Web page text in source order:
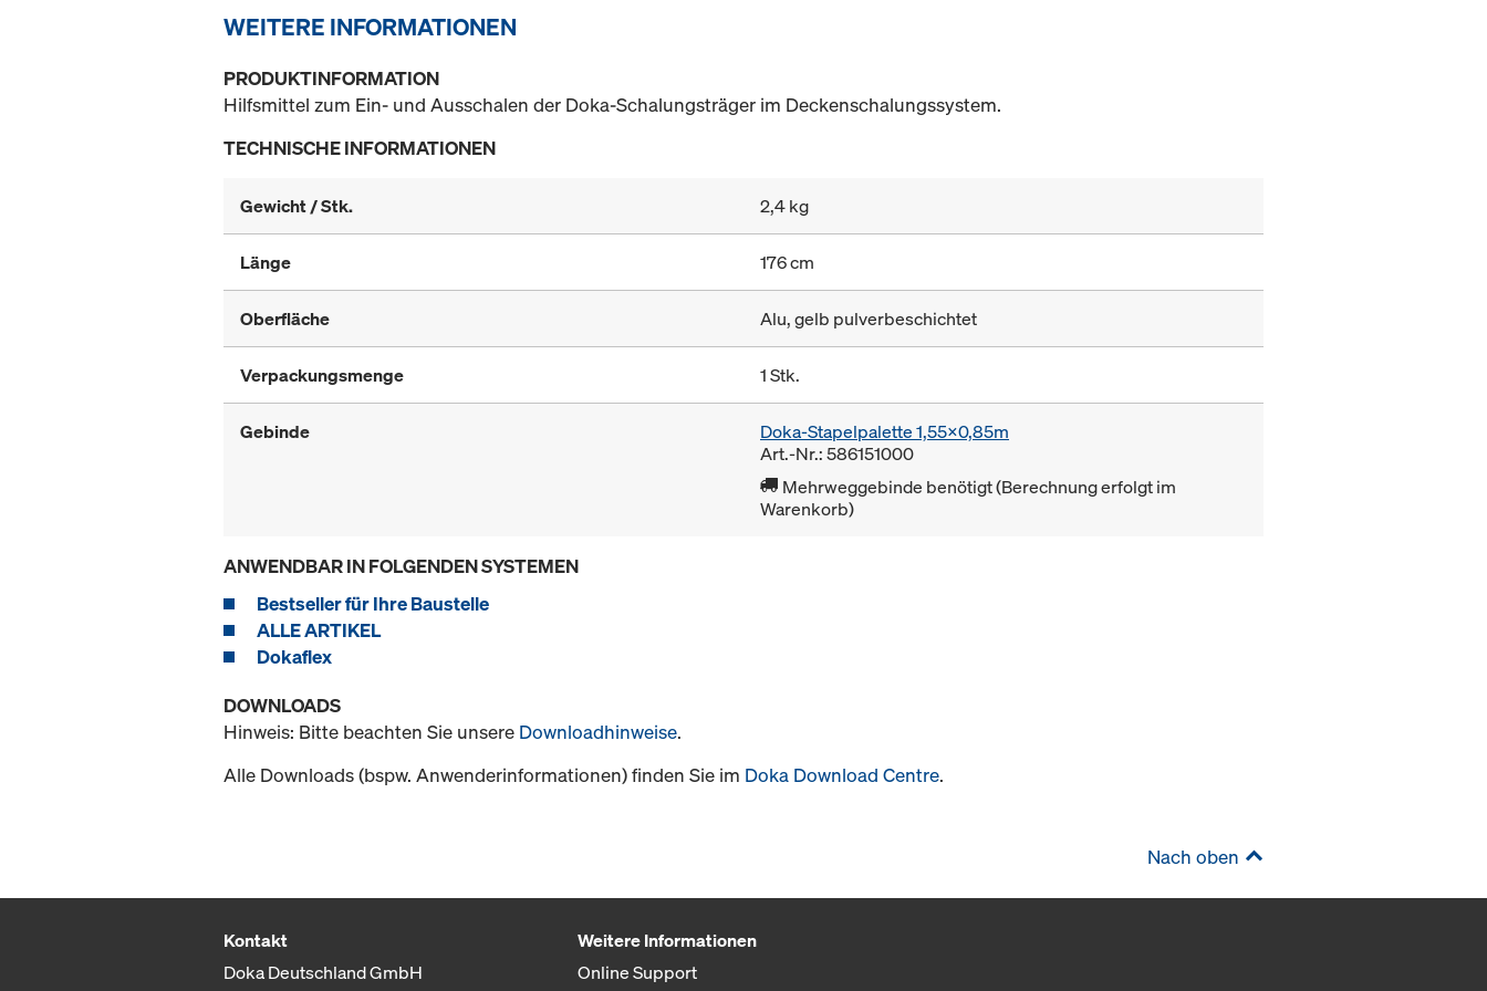
WEITERE INFORMATIONEN
PRODUKTINFORMATION
Hilfsmittel zum Ein- und Ausschalen der Doka-Schalungsträger im Deckenschalungssystem.
TECHNISCHE INFORMATIONEN
Gewicht / Stk. 2,4 kg
Länge 176 cm
Oberfläche Alu, gelb pulverbeschichtet
Verpackungsmenge 1 Stk.
Gebinde
Doka-Stapelpalette 1,55x0,85m
Art.-Nr.: 586151000
Mehrweggebinde benötigt (Berechnung erfolgt im
Warenkorb)
ANWENDBAR IN FOLGENDEN SYSTEMEN
Bestseller für Ihre Baustelle
ALLE ARTIKEL
Dokaflex
DOWNLOADS
Hinweis: Bitte beachten Sie unsere Downloadhinweise.
Alle Downloads (bspw. Anwenderinformationen) finden Sie im Doka Download Centre.
Nach oben
Kontakt
Doka Deutschland GmbH
Weitere Informationen
Online Support